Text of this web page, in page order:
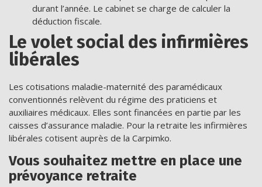
durant l’année. Le cabinet se charge de calculer la
déduction fiscale.
Le volet social des infirmières
libérales
Les cotisations maladie-maternité des paramédicaux
conventionnés relèvent du régime des praticiens et
auxiliaires médicaux. Elles sont financées en partie par les
caisses d’assurance maladie. Pour la retraite les infirmières
libérales cotisent auprès de la Carpimko.
Vous souhaitez mettre en place une
prévoyance retraite